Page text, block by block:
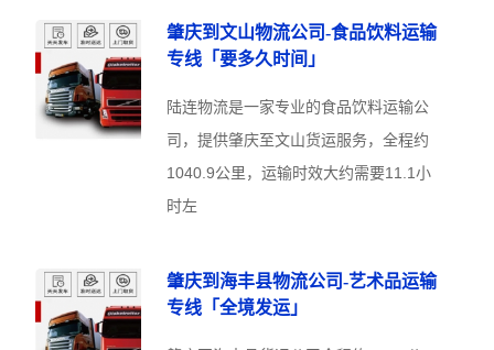
肇庆到文山物流公司-食品饮料运输
专线「要多久时间」
陆连物流是一家专业的食品饮料运输公
司，提供肇庆至文山货运服务，全程约
1040.9公里，运输时效大约需要11.1小
时左
肇庆到海丰县物流公司-艺术品运输
专线「全境发运」